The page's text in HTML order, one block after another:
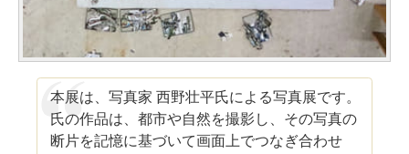
本展は、写真家 西野壮平氏による写真展です。
氏の作品は、都市や自然を撮影し、その写真の
断片を記憶に基づいて画面上でつなぎ合わせ